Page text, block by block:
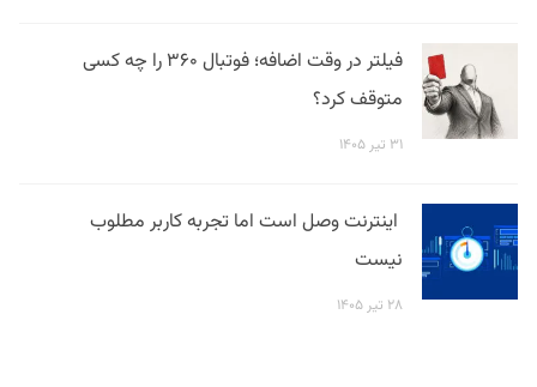
فیلتر در وقت اضافه؛ فوتبال ۳۶۰ را چه کسی
متوقف کرد؟
۳۱ تیر ۱۴۰۵
اینترنت وصل است اما تجربه کاربر مطلوب
نیست
۲۸ تیر ۱۴۰۵